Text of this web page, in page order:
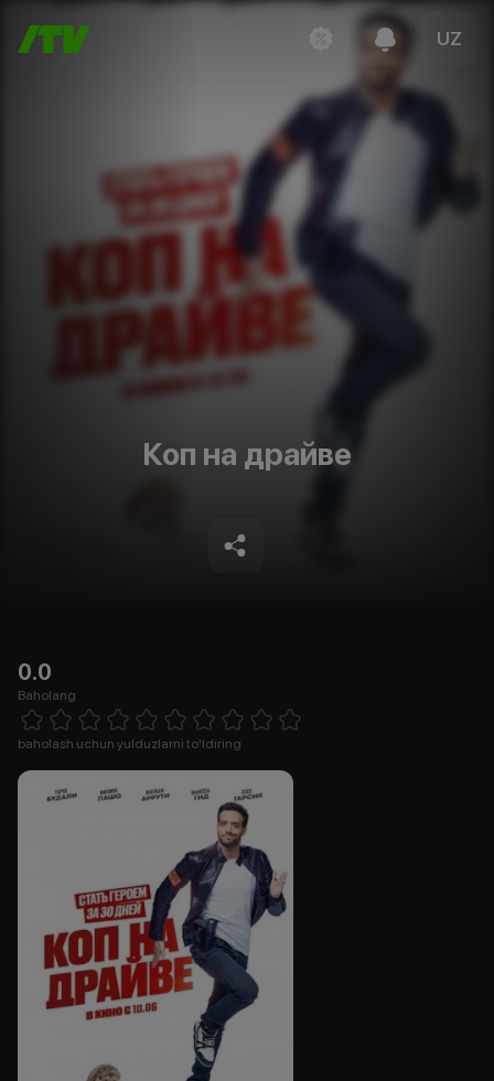
UZ
Коп на драйве
0.0
Baholang
1 Star 2 Stars 3 Stars 4 Stars5 Stars 6 Stars7 Stars8 Stars
baholash uchun yulduzlarni to'ldiring